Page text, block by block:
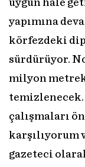
uygun hâle
yapımına
körfezdeki dip
sürdürüyor.
milyon
temizlenecek.
çalışmaları
karşılıyorum
gazeteci